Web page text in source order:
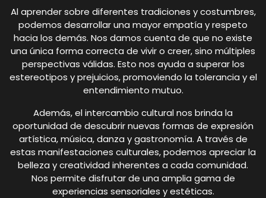
Al aprender sobre diferentes tradiciones y costumbres,
podemos desarrollar una mayor empatía y respeto
hacia los demás. Nos damos cuenta de que no existe
una única forma correcta de vivir o creer, sino múltiples
perspectivas válidas. Esto nos ayuda a superar los
estereotipos y prejuicios, promoviendo la tolerancia y el
entendimiento mutuo.
Además, el intercambio cultural nos brinda la
oportunidad de descubrir nuevas formas de expresión
artística, música, danza y gastronomía. A través de
estas manifestaciones culturales, podemos apreciar la
belleza y creatividad inherentes a cada comunidad.
Nos permite disfrutar de una amplia gama de
experiencias sensoriales y estéticas.